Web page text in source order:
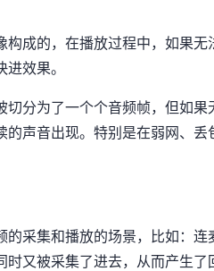
构成的，在播放过程中，如果
效果。
切分为了一个个音频帧，但如
的声音出现。特别是在弱网、
的采集和播放的场景，比如：
又被采集了进去，从而产生了